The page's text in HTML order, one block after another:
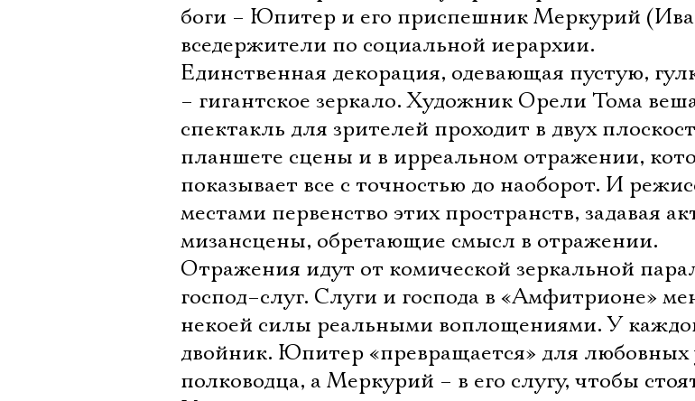
боги – Юпитер и его приспешник Меркурий
вседержители по социальной иерархии.
Единственная декорация, одевающая пустую,
– гигантское зеркало. Художник Орели Тома
спектакль для зрителей проходит в двух
планшете сцены и в ирреальном отражении,
показывает все с точностью до наоборот. И
местами первенство этих пространств, задавая
мизансцены, обретающие смысл в отражении.
Отражения идут от комической зеркальной
господ–слуг. Слуги и господа в «Амфитрионе»
некоей силы реальными воплощениями. У
двойник. Юпитер «превращается» для любовных
полководца, а Меркурий – в его слугу, чтобы